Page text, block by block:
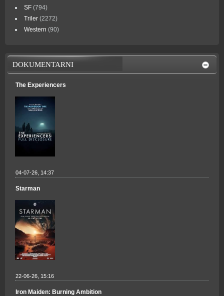
SF (794)
Triler (2272)
Western (90)
DOKUMENTARNI
The Experiencers
04-07-26, 14:37
Starman
22-06-26, 15:16
Iron Maiden: Burning Ambition